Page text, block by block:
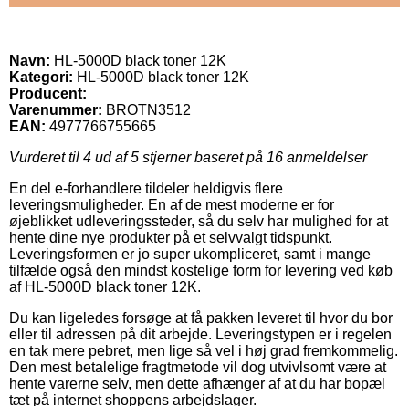
Navn: HL-5000D black toner 12K
Kategori: HL-5000D black toner 12K
Producent:
Varenummer: BROTN3512
EAN: 4977766755665
Vurderet til 4 ud af 5 stjerner baseret på 16 anmeldelser
En del e-forhandlere tildeler heldigvis flere
leveringsmuligheder. En af de mest moderne er for
øjeblikket udleveringssteder, så du selv har mulighed for at
hente dine nye produkter på et selvvalgt tidspunkt.
Leveringsformen er jo super ukompliceret, samt i mange
tilfælde også den mindst kostelige form for levering ved køb
af HL-5000D black toner 12K.
Du kan ligeledes forsøge at få pakken leveret til hvor du bor
eller til adressen på dit arbejde. Leveringstypen er i regelen
en tak mere pebret, men lige så vel i høj grad fremkommelig.
Den mest betalelige fragtmetode vil dog utvivlsomt være at
hente varerne selv, men dette afhænger af at du har bopæl
tæt på internet shoppens arbejdslager.